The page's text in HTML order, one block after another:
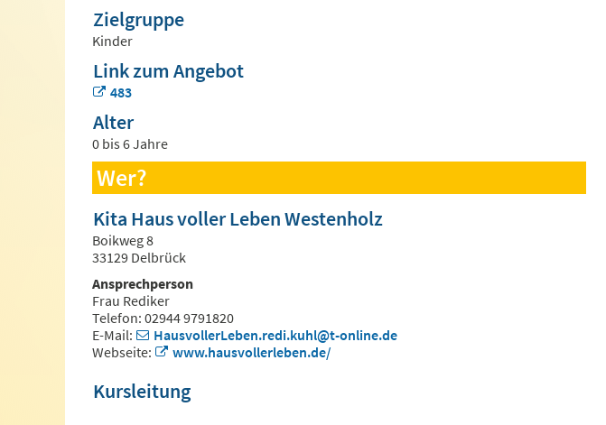
Zielgruppe
Kinder
Link zum Angebot
483
Alter
0 bis 6 Jahre
Wer?
Kita Haus voller Leben Westenholz
Boikweg 8
33129 Delbrück
Ansprechperson
Frau Rediker
Telefon: 02944 9791820
E-Mail:
HausvollerLeben.redi.kuhl@t-online.de
Webseite:
www.hausvollerleben.de/
Kursleitung